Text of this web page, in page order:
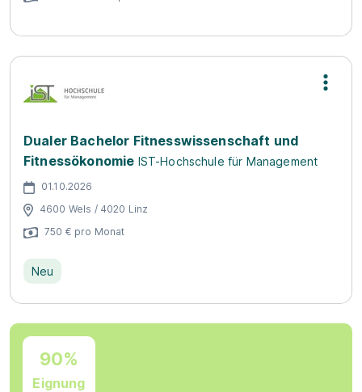
Dualer Bachelor Fitnesswissenschaft und
Fitnessökonomie IST-Hochschule für Management
01.10.2026
4600 Wels / 4020 Linz
750 € pro Monat
Neu
90%
Eignung